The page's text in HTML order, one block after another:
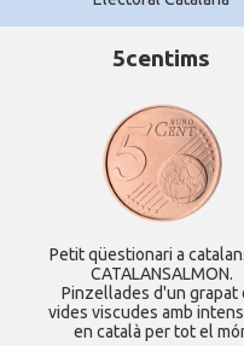
5centims
Petit qüestionari a
CATALANSALMON.
Pinzellades d'un grapat
vides viscudes amb
en català per tot el